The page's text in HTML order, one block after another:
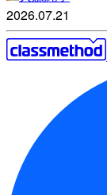
2026.07.21